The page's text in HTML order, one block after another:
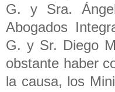
G. y Sra.
Abogados
G. y Sr. Diego
obstante haber
la causa, los